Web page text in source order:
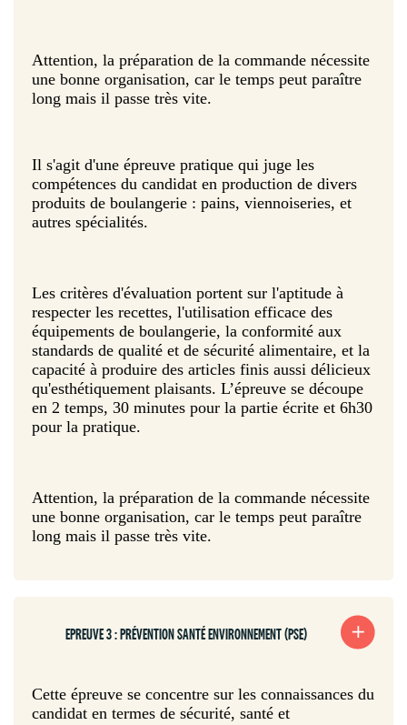
Attention, la préparation de la commande nécessite
une bonne organisation, car le temps peut paraître
long mais il passe très vite.
Il s'agit d'une épreuve pratique qui juge les
compétences du candidat en production de divers
produits de boulangerie : pains, viennoiseries, et
autres spécialités.
Les critères d'évaluation portent sur l'aptitude à
respecter les recettes, l'utilisation efficace des
équipements de boulangerie, la conformité aux
standards de qualité et de sécurité alimentaire, et la
capacité à produire des articles finis aussi délicieux
qu'esthétiquement plaisants. L’épreuve se découpe
en 2 temps, 30 minutes pour la partie écrite et 6h30
pour la pratique.
Attention, la préparation de la commande nécessite
une bonne organisation, car le temps peut paraître
long mais il passe très vite.
EPREUVE 3 : PRÉVENTION SANTÉ ENVIRONNEMENT (PSE)
Cette épreuve se concentre sur les connaissances du
candidat en termes de sécurité, santé et